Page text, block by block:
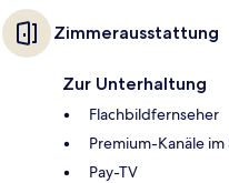
Zimmerausstattung
Zur Unterhaltung
Flachbildfernseher
Premium-Kanäle
Pay-TV